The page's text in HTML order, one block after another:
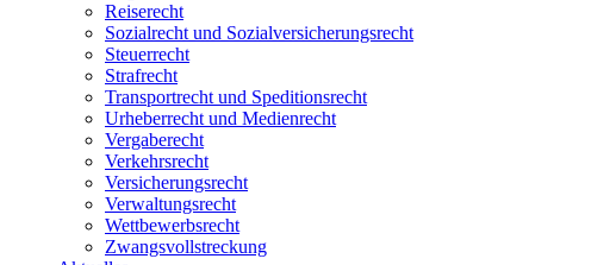
Reiserecht
Sozialrecht und Sozialversicherungsrecht
Steuerrecht
Strafrecht
Transportrecht und Speditionsrecht
Urheberrecht und Medienrecht
Vergaberecht
Verkehrsrecht
Versicherungsrecht
Verwaltungsrecht
Wettbewerbsrecht
Zwangsvollstreckung